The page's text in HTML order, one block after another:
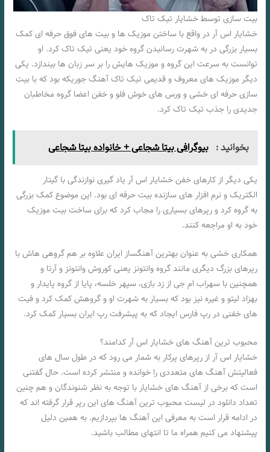
بیت سازی توسط خشایار تیک تاک
خشایار اس آر در واقع با ساختن موزیک ها و بیت های فوق حرفه ای کمک
بسیار بزرگی در به شهرت رسانیدن گروه خود یعنی تیک تاک کرد. او
توانست به سرعت این گروه و موزیک هایش را بر سر زبان ها بیندازد. یکی
دیگر موزیک های معروف و قدیمی تیک تاک آهنگ جوریکه بود که با بیت
سازی حرفه ای خشی و ورس های خوش فلو و خفن اعضا گروه مخاطبان
جدیدی را جذب تیک تاک کرد.
بخوانید : بیوگرافی بیتا شجاعی + خانواده بیتا شجاعی
یکی دیگر از کارهای خفن خشایار اس آر یاد گیری نوازندگی با گیتار
الکتریک و نرم افزار های سازنده بیت حرفه ای بود. این موضوع کمک بزرگی
به گروه کرد و رپرهای بسیاری را مجاب کرد که برای ساخت بیت موزیک
خود به او مراجعه کنند.
همکاری خشی به عنوان بهترین آهنگساز ایران علاوه بر هم گروهی هاش با
رپرهای بزرگ دیگری مانند گروه وانتونز یعنی کوروش وانتونز و آرتا و
همچنین با سهراب ام جی از زد بازی، سپهر خلسه، پایا از گروه پایدار و
بهزاد لیتو و غیره نیز بود که بسیار به شهرت او و گروهش کمک کرد و فیت
های خفنی در رپ فارس ایجاد که به پیشرفت رپ ایران بسیار کمک کرد.
محبوب ترین آهنگ های خشایار اس آر کدامند؟
خشایار اس آر از رپرهای پرکار به شمار می‌ رود که در طول سال‌ های
فعالیتش آهنگ‌ های متعددی را خوانده و منتشر کرده است. حال گفتنی
است که برخی از آهنگ‌ های خشایار با توجه به نظر شنوندگان و هم چنین
تعداد دانلود در لیست محبوب‌ ترین آهنگ‌ های این رپر قرار گرفته اند که
در ادامه قرار است به معرفی این آهنگ‌ ها بپردازیم. به همین دلیل
پیشنهاد می‌ کنیم همراه ما تا انتهای مطالب باشید.